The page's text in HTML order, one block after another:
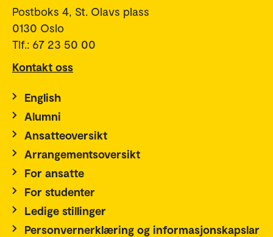
Postboks 4, St. Olavs plass
0130 Oslo
Tlf.: 67 23 50 00
Kontakt oss
English
Alumni
Ansatteoversikt
Arrangementsoversikt
For ansatte
For studenter
Ledige stillinger
Personvernerklæring og informasjonskapslar